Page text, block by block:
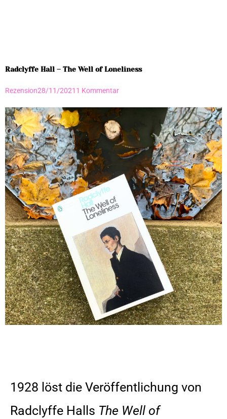
Radclyffe Hall – The Well of Loneliness
Rezension28/11/2021 1 Kommentar
1928 löst die Veröffentlichung von
Radclyffe Halls The Well of